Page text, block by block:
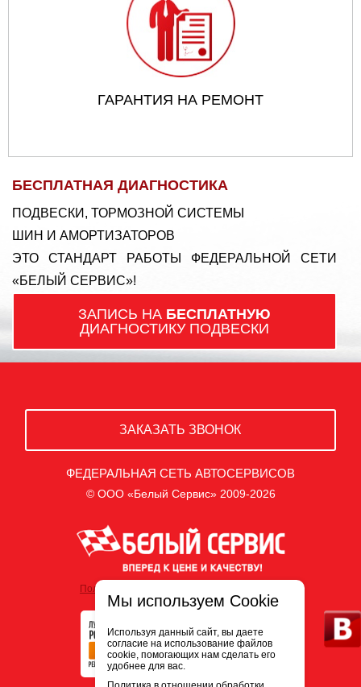
ГАРАНТИЯ НА РЕМОНТ
БЕСПЛАТНАЯ ДИАГНОСТИКА
ПОДВЕСКИ, ТОРМОЗНОЙ СИСТЕМЫ
ШИН И АМОРТИЗАТОРОВ
ЭТО СТАНДАРТ РАБОТЫ ФЕДЕРАЛЬНОЙ СЕТИ
«БЕЛЫЙ СЕРВИС»!
ЗАПИСЬ НА БЕСПЛАТНУЮ
ДИАГНОСТИКУ ПОДВЕСКИ
ЗАКАЗАТЬ ЗВОНОК
ФЕДЕРАЛЬНАЯ СЕТЬ АВТОСЕРВИСОВ
© ООО «Белый Сервис» 2009-2026
Политика обработки персональных данных
Мы используем Cookie
Используя данный сайт, вы даете
согласие на использование файлов
cookie, помогающих нам сделать его
удобнее для вас.